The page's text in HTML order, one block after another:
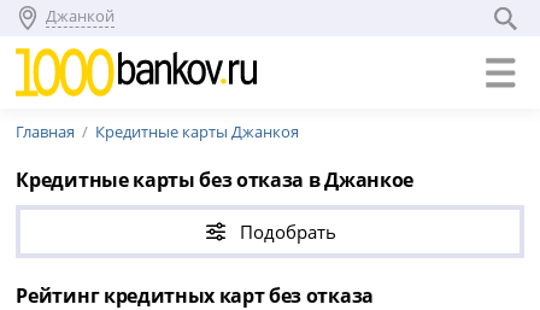
Джанкой
Главная Кредитные карты Джанкоя
Кредитные карты без отказа в Джанкое
Подобрать
Рейтинг кредитных карт без отказа